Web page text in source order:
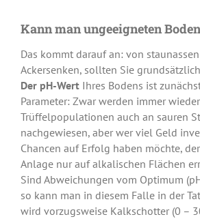
Kann man ungeeigneten
Das kommt darauf an: von staunassen
Ackersenken, sollten Sie
Der pH-Wert Ihres Bodens ist
Parameter: Zwar werden immer wieder
Trüffelpopulationen auch an sauren
nachgewiesen, aber wer viel Geld
Chancen auf Erfolg haben möchte,
Anlage nur auf alkalischen Flächen
Sind Abweichungen vom Optimum
so kann man in diesem Falle in der
wird vorzugsweise Kalkschotter (0 –